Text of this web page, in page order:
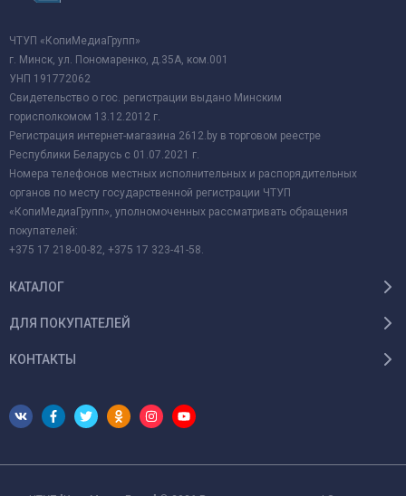
ЧТУП «КопиМедиаГрупп»
г. Минск, ул. Пономаренко, д.35А, ком.001
УНП 191772062
Свидетельство о гос. регистрации выдано Минским
горисполкомом 13.12.2012 г.
Регистрация интернет-магазина 2612.by в торговом реестре
Республики Беларусь с 01.07.2021 г.
Номера телефонов местных исполнительных и распорядительных
органов по месту государственной регистрации ЧТУП
«КопиМедиаГрупп», уполномоченных рассматривать обращения
покупателей:
+375 17 218-00-82, +375 17 323-41-58.
КАТАЛОГ
ДЛЯ ПОКУПАТЕЛЕЙ
КОНТАКТЫ